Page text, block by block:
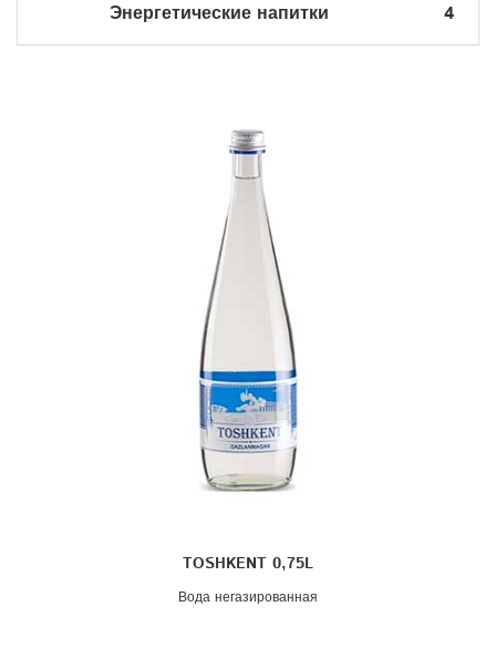
Энергетические напитки 4
TOSHKENT 0,75L
Вода негазированная